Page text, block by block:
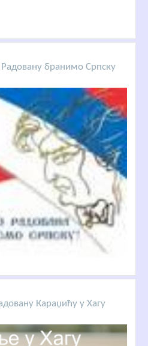
бранимо Српску
Караџићу у Хагу